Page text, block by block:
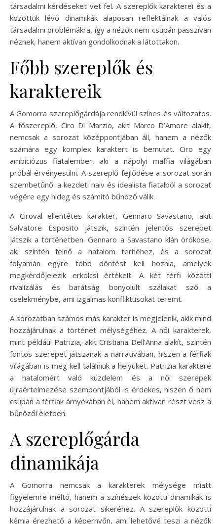
társadalmi kérdéseket vet fel. A szereplők karakterei és a
közöttük lévő dinamikák alaposan reflektálnak a valós
társadalmi problémákra, így a nézők nem csupán passzívan
néznek, hanem aktívan gondolkodnak a látottakon.
Főbb szereplők és
karaktereik
A Gomorra szereplőgárdája rendkívül színes és változatos.
A főszereplő, Ciro Di Marzio, akit Marco D’Amore alakít,
nemcsak a sorozat középpontjában áll, hanem a nézők
számára egy komplex karaktert is bemutat. Ciro egy
ambiciózus fiatalember, aki a nápolyi maffia világában
próbál érvényesülni. A szereplő fejlődése a sorozat során
szembetűnő: a kezdeti naiv és idealista fiatalból a sorozat
végére egy hideg és számító bűnöző válik.
A Ciroval ellentétes karakter, Gennaro Savastano, akit
Salvatore Esposito játszik, szintén jelentős szerepet
játszik a történetben. Gennaro a Savastano klán örököse,
aki szintén felnő a hatalom terhéhez, és a sorozat
folyamán egyre több döntést kell hoznia, amelyek
megkérdőjelezik erkölcsi értékeit. A két férfi közötti
rivalizálás és barátság bonyolult szálakat sző a
cselekménybe, ami izgalmas konfliktusokat teremt.
A sorozatban számos más karakter is megjelenik, akik mind
hozzájárulnak a történet mélységéhez. A női karakterek,
mint például Patrizia, akit Cristiana Dell’Anna alakít, szintén
fontos szerepet játszanak a narratívában, hiszen a férfiak
világában is meg kell találniuk a helyüket. Patrizia karaktere
a hatalomért való küzdelem és a női szerepek
újraértelmezése szempontjából is érdekes, hiszen ő nem
csupán a férfiak árnyékában él, hanem aktívan részt vesz a
bűnözői életben.
A szereplőgárda
dinamikája
A Gomorra nemcsak a karakterek mélysége miatt
figyelemre méltó, hanem a színészek közötti dinamikák is
hozzájárulnak a sorozat sikeréhez. A szereplők közötti
kémia érezhető a képernyőn, ami lehetővé teszi a nézők